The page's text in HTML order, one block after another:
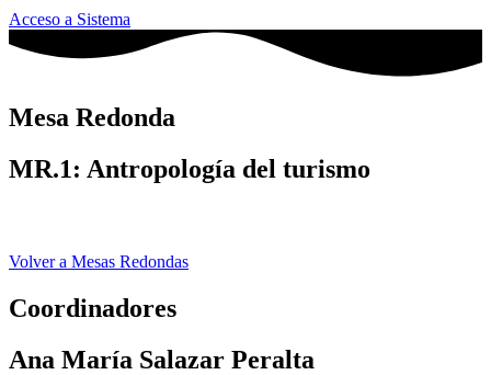
Acceso a Sistema
Mesa Redonda
MR.1: Antropología del turismo
Volver a Mesas Redondas
Coordinadores
Ana María Salazar Peralta